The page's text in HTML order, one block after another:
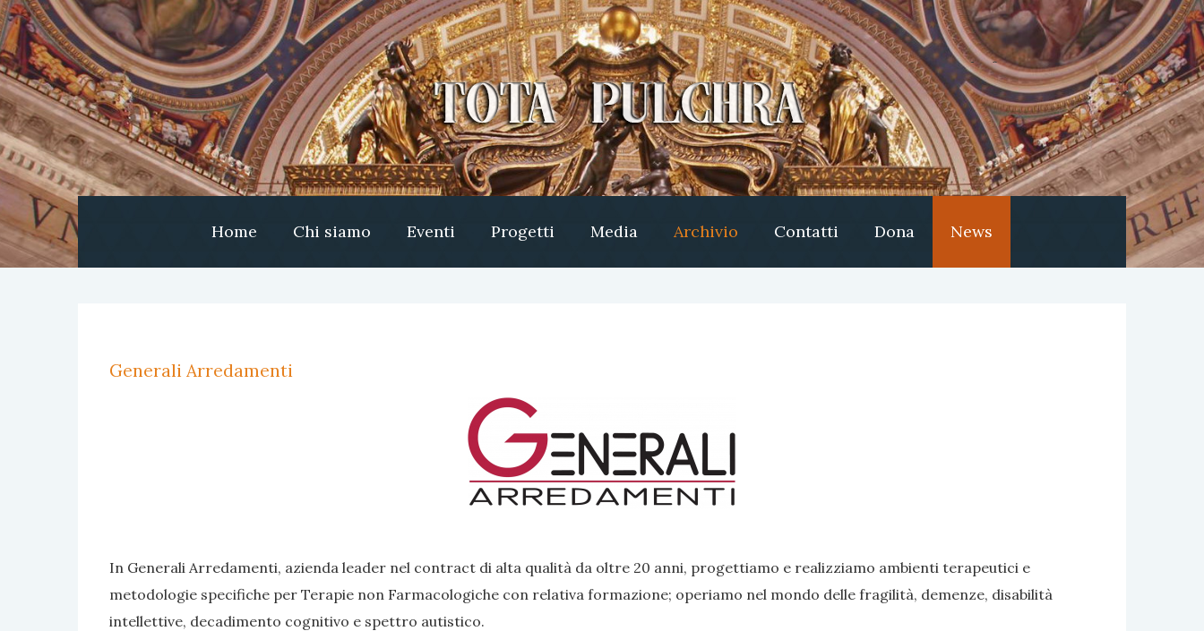
Home Chi siamo Eventi Progetti Media Archivio Contatti Dona News
Generali Arredamenti
In Generali Arredamenti, azienda leader nel contract di alta qualità da oltre 20 anni, progettiamo e realizziamo ambienti terapeutici e
metodologie specifiche per Terapie non Farmacologiche con relativa formazione; operiamo nel mondo delle fragilità, demenze, disabilità
intellettive, decadimento cognitivo e spettro autistico.